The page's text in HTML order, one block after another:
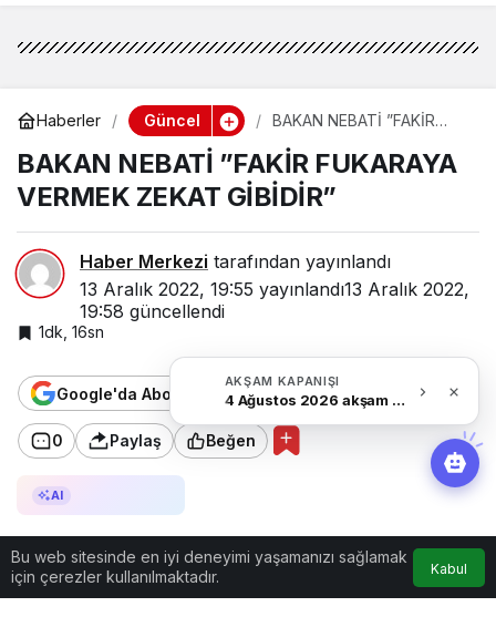
Haberler Güncel
BAKAN NEBATİ ”FAKİR
ZEKAT GİBİDİR”
BAKAN NEBATİ ”FAKİR FUKARAYA
VERMEK ZEKAT GİBİDİR”
Haber Merkezi tarafından yayınlandı
13 Aralık 2022, 19:55 yayınlandı13 Aralık 2022,
19:58 güncellendi
1dk, 16sn
Google'da Abone Ol
0 Paylaş Beğen
AI
AKŞAM KAPANIŞI
4 Ağustos 2026 akşam Haber Bülteni
Bu web sitesinde en iyi deneyimi yaşamanızı sağlamak
için çerezler kullanılmaktadır.
Kabul